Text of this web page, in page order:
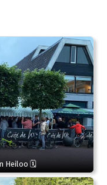
Heiloo 🗓